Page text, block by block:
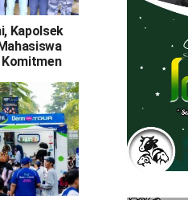
Kapolsek
Komitmen